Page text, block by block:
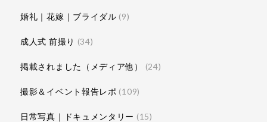
婚礼｜花嫁｜ブライダル (9)
成人式 前撮り (34)
掲載されました（メディア他） (24)
撮影＆イベント報告レポ (109)
日常写真｜ドキュメンタリー (15)